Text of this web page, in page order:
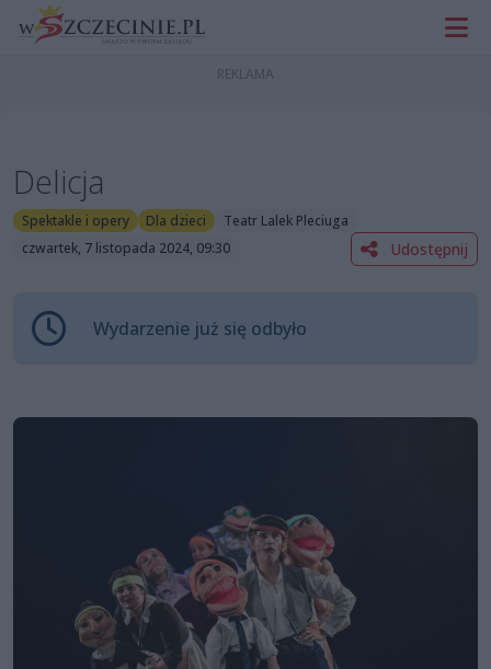
Delicja
Spektakle i opery Dla dzieci
Teatr Lalek Pleciuga
czwartek, 7 listopada 2024, 09:30
Udostępnij
Wydarzenie już się odbyło